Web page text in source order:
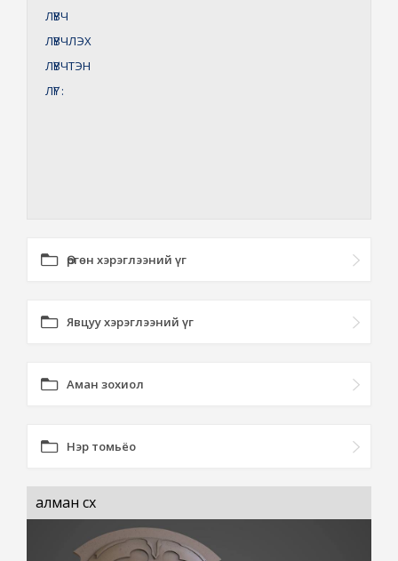
ЛҮВЧ
ЛҮВЧЛЭХ
ЛҮВЧТЭН
ЛҮГ:
Өргөн хэрэглээний үг
Явцуу хэрэглээний үг
Аман зохиол
Нэр томьёо
алман сүх